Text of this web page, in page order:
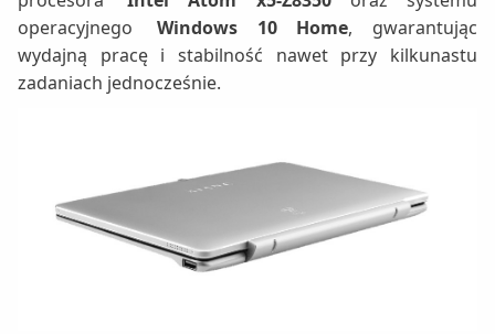
operacyjnego
Windows 10 Home, gwarantując
wydajną pracę i stabilność nawet przy kilkunastu
zadaniach jednocześnie.